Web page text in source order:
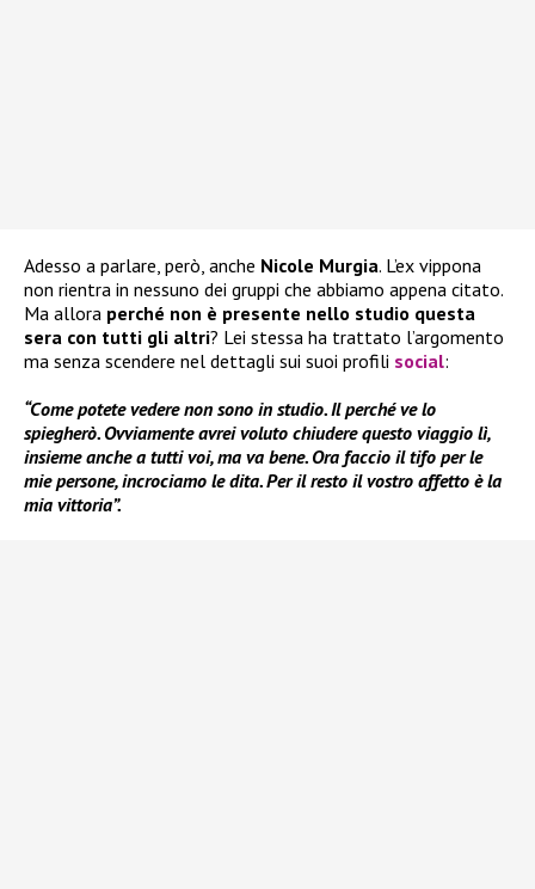
Adesso a parlare, però, anche Nicole Murgia. L’ex vippona
non rientra in nessuno dei gruppi che abbiamo appena citato.
Ma allora perché non è presente nello studio questa
sera con tutti gli altri? Lei stessa ha trattato l’argomento
ma senza scendere nel dettagli sui suoi profili social:
“Come potete vedere non sono in studio. Il perché ve lo
spiegherò. Ovviamente avrei voluto chiudere questo viaggio lì,
insieme anche a tutti voi, ma va bene. Ora faccio il tifo per le
mie persone, incrociamo le dita. Per il resto il vostro affetto è la
mia vittoria”.